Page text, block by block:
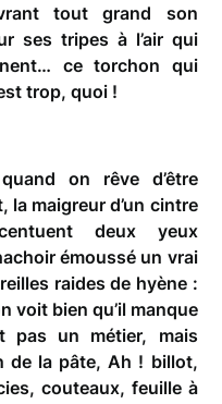
tout grand son
ses tripes à l’air qui
ce torchon qui
trop, quoi !
on rêve d’être
la maigreur d’un cintre
deux yeux
émoussé un vrai
raides de hyène :
voit bien qu’il manque
pas un métier, mais
de la pâte, Ah ! billot,
couteaux, feuille à